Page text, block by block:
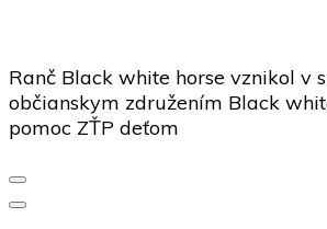
Ranč Black white horse vznikol v
občianskym združením Black
pomoc ZŤP deťom